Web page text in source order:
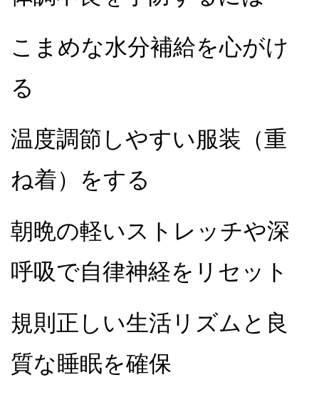
こまめな水分補給を心がけ
る
温度調節しやすい服装（重
ね着）をする
朝晩の軽いストレッチや深
呼吸で自律神経をリセット
規則正しい生活リズムと良
質な睡眠を確保